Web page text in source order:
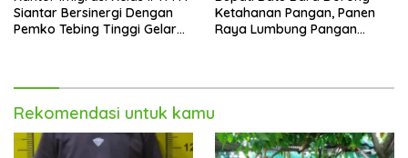
Siantar Bersinergi Dengan
Pemko Tebing Tinggi Gelar
Ketahanan Pangan, Panen
Raya Lumbung Pangan
Rekomendasi untuk kamu